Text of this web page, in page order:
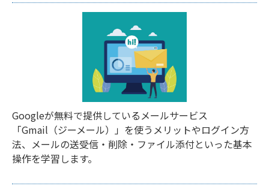
Googleが無料で提供しているメールサービス
「Gmail（ジーメール）」を使うメリットやログイン方
法、メールの送受信・削除・ファイル添付といった基本
操作を学習します。